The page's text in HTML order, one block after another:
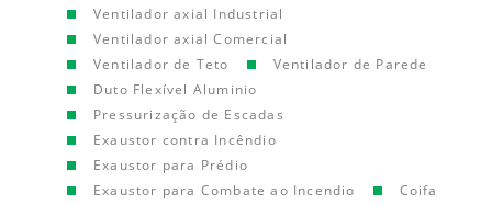
Ventilador axial Industrial
Ventilador axial Comercial
Ventilador de Teto
Ventilador de Parede
Duto Flexível Aluminio
Pressurização de Escadas
Exaustor contra Incêndio
Exaustor para Prédio
Exaustor para Combate ao Incendio
Coifa